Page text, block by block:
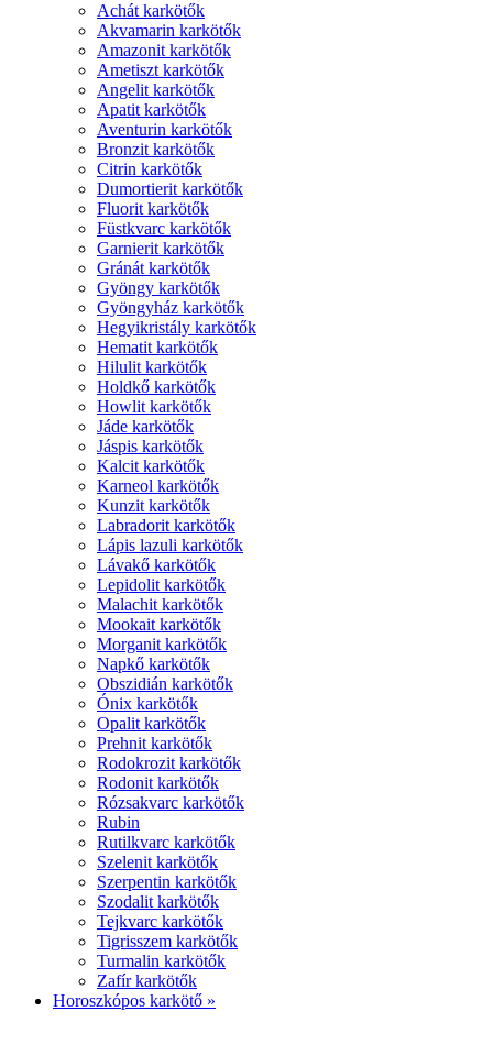
Achát karkötők
Akvamarin karkötők
Amazonit karkötők
Ametiszt karkötők
Angelit karkötők
Apatit karkötők
Aventurin karkötők
Bronzit karkötők
Citrin karkötők
Dumortierit karkötők
Fluorit karkötők
Füstkvarc karkötők
Garnierit karkötők
Gránát karkötők
Gyöngy karkötők
Gyöngyház karkötők
Hegyikristály karkötők
Hematit karkötők
Hilulit karkötők
Holdkő karkötők
Howlit karkötők
Jáde karkötők
Jáspis karkötők
Kalcit karkötők
Karneol karkötők
Kunzit karkötők
Labradorit karkötők
Lápis lazuli karkötők
Lávakő karkötők
Lepidolit karkötők
Malachit karkötők
Mookait karkötők
Morganit karkötők
Napkő karkötők
Obszidián karkötők
Ónix karkötők
Opalit karkötők
Prehnit karkötők
Rodokrozit karkötők
Rodonit karkötők
Rózsakvarc karkötők
Rubin
Rutilkvarc karkötők
Szelenit karkötők
Szerpentin karkötők
Szodalit karkötők
Tejkvarc karkötők
Tigrisszem karkötők
Turmalin karkötők
Zafír karkötők
Horoszkópos karkötő »